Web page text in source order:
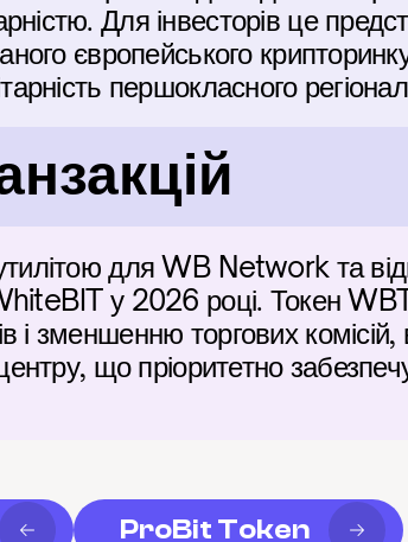
Для інвесторів це
європейського
першокласного
для WB Network та
у 2026 році. Токен
і зменшенню торгових
що пріоритетно
ProBit Token